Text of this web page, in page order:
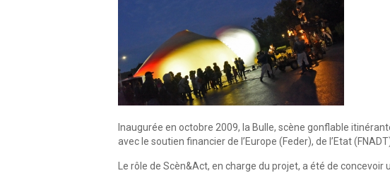
Inaugurée en octobre 2009, la Bulle, scène gonflable
avec le soutien financier de l’Europe (Feder), de l’Etat
Le rôle de Scèn&Act, en charge du projet, a été de